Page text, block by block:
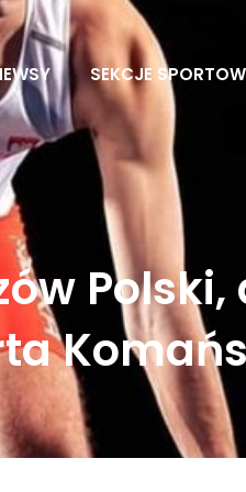
SEKCJE
Polski,